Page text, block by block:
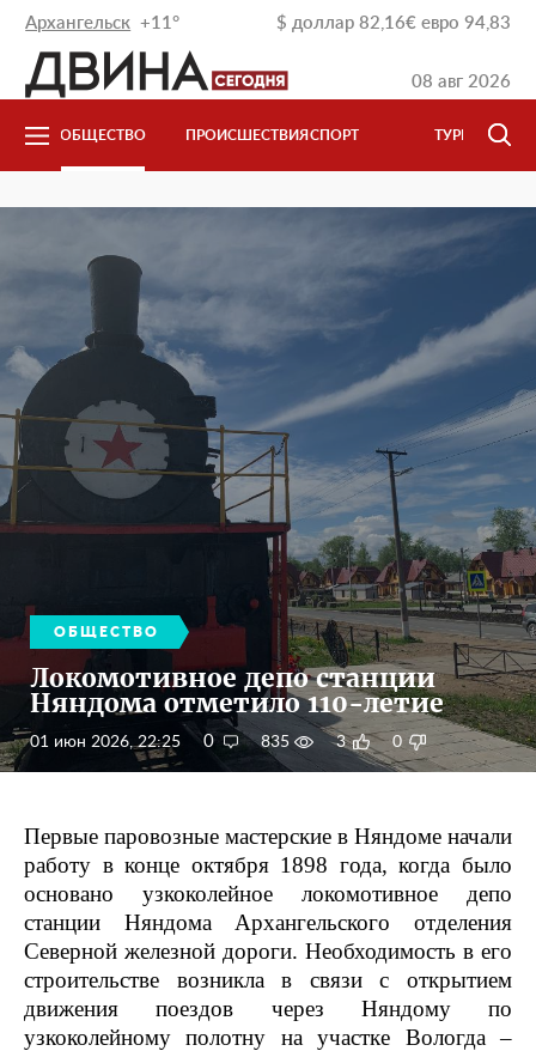
08 авг 2026
$ доллар 82,16€ евро 94,83
Архангельск +11°
ОБЩЕСТВО ПРОИСШЕСТВИЯ СПОРТ ТУРИЗМ
ОБЩЕСТВО
Локомотивное депо станции
Няндома отметило 110-летие
01 июн 2026, 22:25 0 835 3 0
Первые паровозные мастерские в Няндоме начали
работу в конце октября 1898 года, когда было
основано узкоколейное локомотивное депо
станции Няндома Архангельского отделения
Северной железной дороги. Необходимость в его
строительстве возникла в связи с открытием
движения поездов через Няндому по
узкоколейному полотну на участке Вологда –